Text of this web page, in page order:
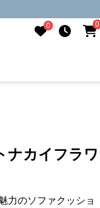
0 0
ナカイフラワ
力のソファクッショ